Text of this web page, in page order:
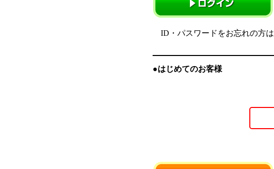
ID・パスワードをお忘れの方は
●はじめてのお客様